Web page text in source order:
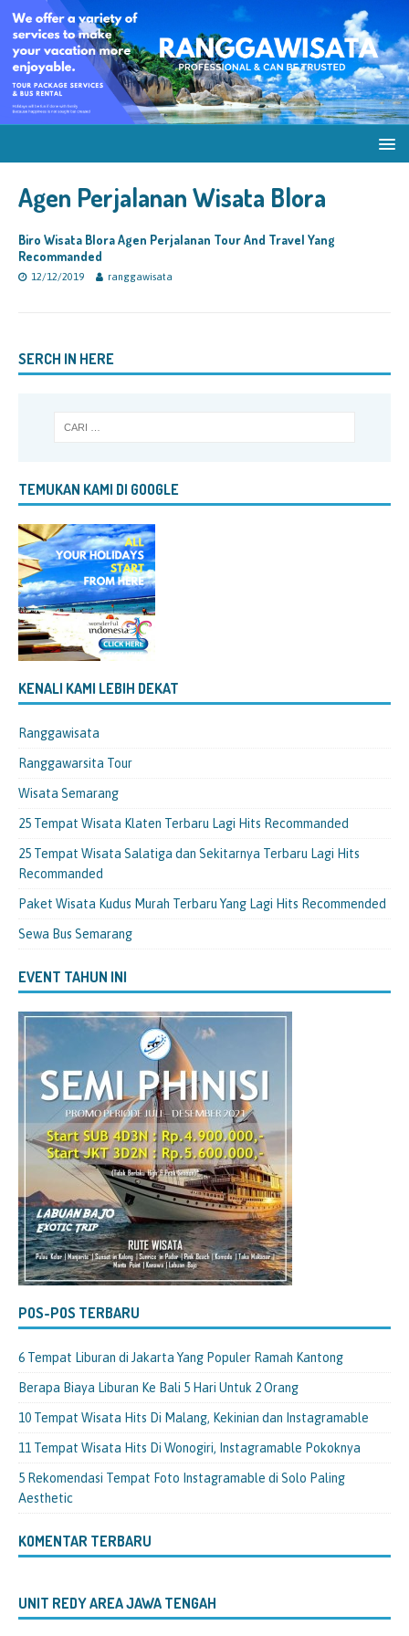
Agen Perjalanan Wisata Blora
Biro Wisata Blora Agen Perjalanan Tour And Travel Yang
Recommanded
12/12/2019 ranggawisata
SERCH IN HERE
TEMUKAN KAMI DI GOOGLE
KENALI KAMI LEBIH DEKAT
Ranggawisata
Ranggawarsita Tour
Wisata Semarang
25 Tempat Wisata Klaten Terbaru Lagi Hits Recommanded
25 Tempat Wisata Salatiga dan Sekitarnya Terbaru Lagi Hits
Recommanded
Paket Wisata Kudus Murah Terbaru Yang Lagi Hits Recommended
Sewa Bus Semarang
EVENT TAHUN INI
POS-POS TERBARU
6 Tempat Liburan di Jakarta Yang Populer Ramah Kantong
Berapa Biaya Liburan Ke Bali 5 Hari Untuk 2 Orang
10 Tempat Wisata Hits Di Malang, Kekinian dan Instagramable
11 Tempat Wisata Hits Di Wonogiri, Instagramable Pokoknya
5 Rekomendasi Tempat Foto Instagramable di Solo Paling
Aesthetic
KOMENTAR TERBARU
UNIT REDY AREA JAWA TENGAH